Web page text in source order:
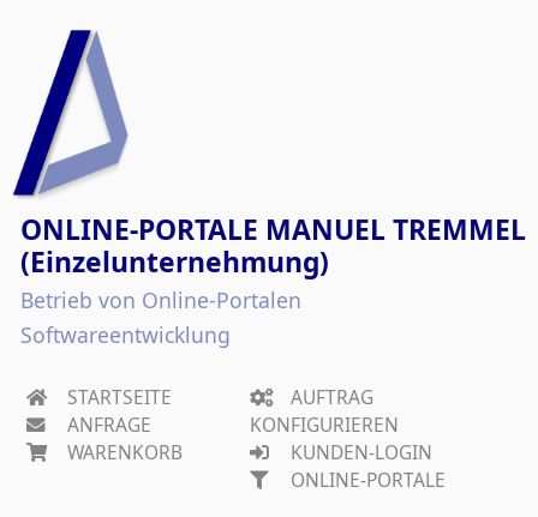
ONLINE-PORTALE MANUEL TREMMEL
(Einzelunternehmung)
Betrieb von Online-Portalen
Softwareentwicklung
STARTSEITE
ANFRAGE
WARENKORB
AUFTRAG
KONFIGURIEREN
KUNDEN-LOGIN
ONLINE-PORTALE